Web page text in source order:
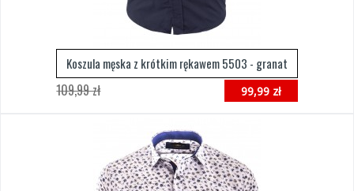
Koszula męska z krótkim rękawem 5503 - granat
99,99 zł
109,99 zł